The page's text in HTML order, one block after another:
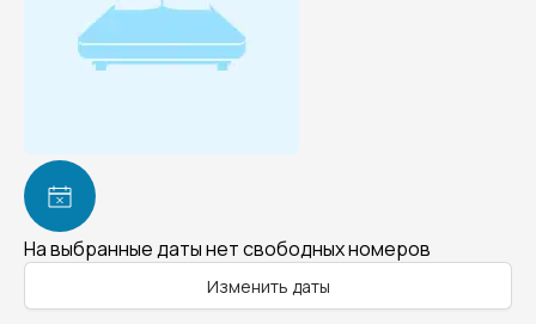
На выбранные даты нет свободных номеров
Изменить даты